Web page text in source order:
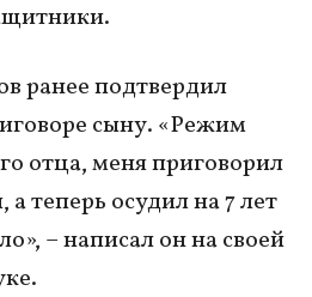
ранее подтвердил
сыну. «Режим
отца, меня приговорил
теперь осудил на 7 лет
– написал он на своей